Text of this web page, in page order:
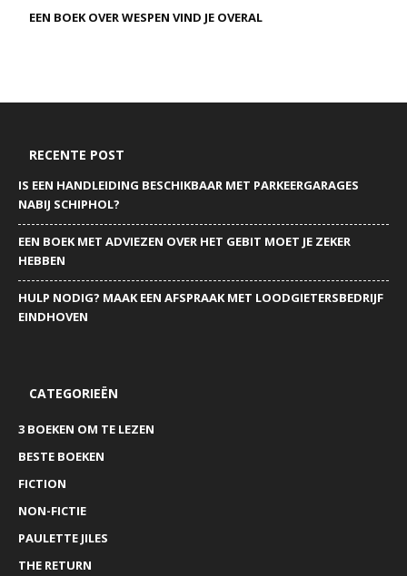
EEN BOEK OVER WESPEN VIND JE OVERAL
RECENTE POST
IS EEN HANDLEIDING BESCHIKBAAR MET PARKEERGARAGES
NABIJ SCHIPHOL?
EEN BOEK MET ADVIEZEN OVER HET GEBIT MOET JE ZEKER
HEBBEN
HULP NODIG? MAAK EEN AFSPRAAK MET LOODGIETERSBEDRIJF
EINDHOVEN
CATEGORIEËN
3 BOEKEN OM TE LEZEN
BESTE BOEKEN
FICTION
NON-FICTIE
PAULETTE JILES
THE RETURN